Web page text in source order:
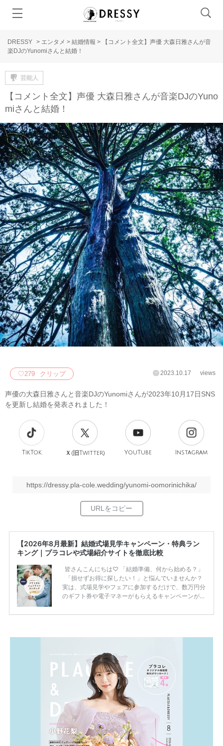
DRESSY > エンタメ > 結婚情報 >
【コメント全文】声優 大森日雅さんが音
楽DJのYunomiさんと結婚！
芸能人
【コメント全文】声優 大森日雅さんが音楽DJのYuno
miさんと結婚！
♡279 クリップ 2023.10.17 views
声優の大森日雅さんと音楽DJのYunomiさんが2023年10月17日SNS
を更新し結婚を発表されました！
TikTok Ｘ(旧Twitter) YouTube Instagram
https://dressy.pla-cole.wedding/yunomi-oomorinichika/
【2026年8月最新】結婚式場見学キャンペーン・特典ラン
キング｜プラコレや式場紹介サイトを徹底比較
皆さんこんにちは♡ 「結婚準備、何から始める？」
「損せずお得に探したい！」と悩んでいませんか？
実は、式場見学やフェアに参加するだけで、数万円分
のギフト券や電子マネーがもらえるキャンペーンがあ
ため、比較せずに選ぶと損をしてしまうことも……。
一番お得？」「プラコレの特典は？」といった疑問も
解決します。 まずは診断で候補を絞れる「ウェディ
ング診断」か、体験型 […]続きを読む